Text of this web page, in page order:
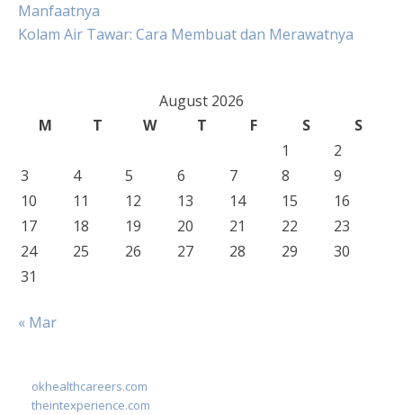
Manfaatnya
Kolam Air Tawar: Cara Membuat dan Merawatnya
August 2026
M
T W T F S
S
1
2
3
4 5 6 7 8
9
10
11 12 13 14 15
16
17
18 19 20 21 22
23
24
25 26 27 28 29
30
31
« Mar
okhealthcareers.com
theintexperience.com